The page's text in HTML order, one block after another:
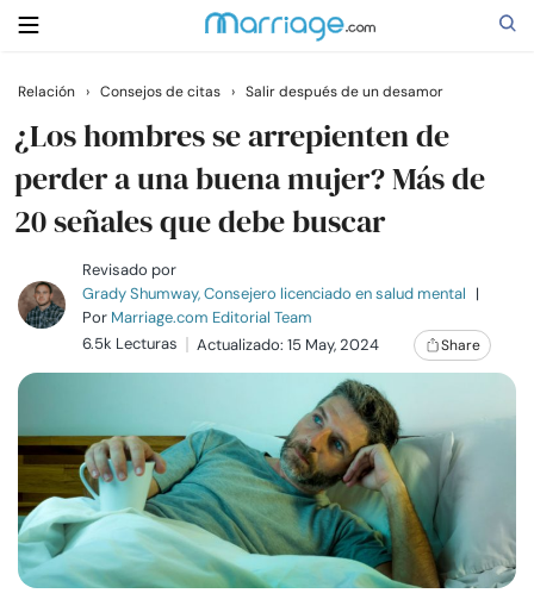
Buscar
Casarse
Relaciones
Familia
Cursos
Recursos
Relación › Consejos de citas › Salir después de un desamor
¿Los hombres se arrepienten de
perder a una buena mujer? Más de
20 señales que debe buscar
Revisado por
Grady Shumway, Consejero licenciado en salud mental |
Por Marriage.com Editorial Team
6.5k Lecturas
Actualizado: 15 May, 2024 Share